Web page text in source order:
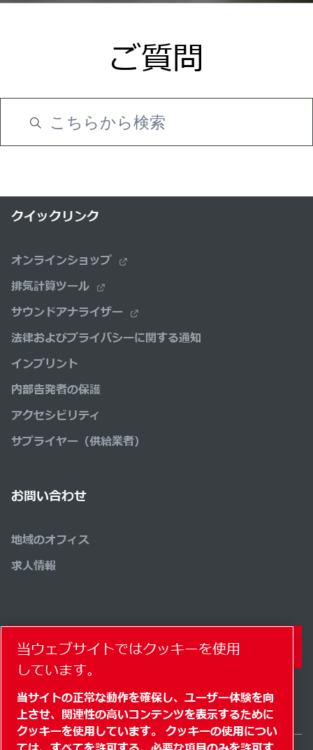
ご質問
クイックリンク
オンラインショップ
排気計算ツール
サウンドアナライザー
法律およびプライバシーに関する通知
インプリント
内部告発者の保護
アクセシビリティ
サプライヤー（供給業者）
お問い合わせ
地域のオフィス
求人情報
コンタクトフォーム
当ウェブサイトではクッキーを使用
しています。
当サイトの正常な動作を確保し、ユーザー体験を向
上させ、関連性の高いコンテンツを表示するために
クッキーを使用しています。 クッキーの使用につい